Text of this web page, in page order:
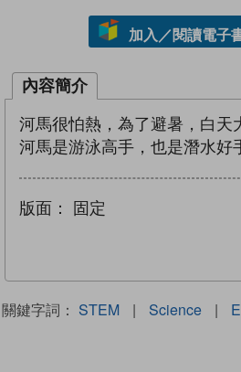
加入／閱讀電子
內容簡介
河馬很怕熱，為了避暑，白天
河馬是游泳高手，也是潛水好
版面： 固定
關鍵字詞： STEM | Science |